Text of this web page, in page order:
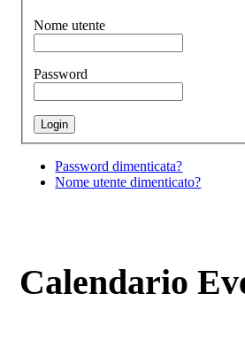
Nome utente
Password
Password dimenticata?
Nome utente dimenticato?
Calendario